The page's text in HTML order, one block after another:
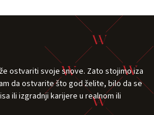
ostvariti svoje snove. Zato stojimo iza
da ostvarite što god želite, bilo da se
ili izgradnji karijere u realnom ili